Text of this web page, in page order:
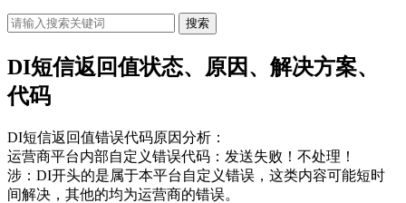
搜索
DI短信返回值状态、原因、解决方案、
代码
DI短信返回值错误代码原因分析：
运营商平台内部自定义错误代码：发送失败！不处理！
涉：DI开头的是属于本平台自定义错误，这类内容可能短时
间解决，其他的均为运营商的错误。